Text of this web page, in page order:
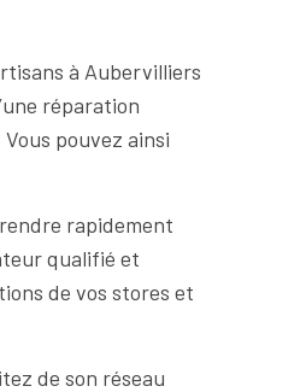
à Aubervilliers
réparation
pouvez ainsi
rapidement
qualifié et
de vos stores et
de son réseau